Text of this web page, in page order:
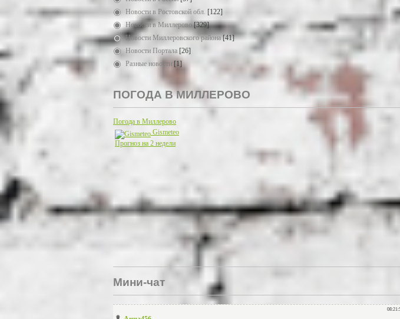
Новости в Ростовской обл. [122]
Новости в Миллерово [329]
Новости Миллеровского района [41]
Новости Портала [26]
Разные новости [1]
ПОГОДА В МИЛЛЕРОВО
Погода в Миллерово
Gismeteo
Прогноз на 2 недели
Мини-чат